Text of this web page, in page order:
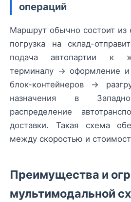
операций
Маршрут обычно состоит из
погрузка на склад-
подача автопартии к
терминалу → оформление и
блок-контейнеров →
назначения в
распределение
доставки. Такая схема
между скоростью и
Преимущества и
мультимодальной